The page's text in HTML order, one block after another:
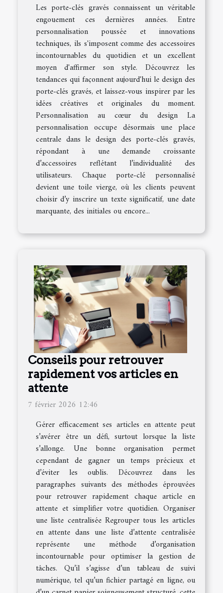
Les porte-clés gravés connaissent un véritable
engouement ces dernières années. Entre
personnalisation poussée et innovations
techniques, ils s'imposent comme des accessoires
incontournables du quotidien et un excellent
moyen d'affirmer son style. Découvrez les
tendances qui façonnent aujourd'hui le design des
porte-clés gravés, et laissez-vous inspirer par les
idées créatives et originales du moment.
Personnalisation au cœur du design La
personnalisation occupe désormais une place
centrale dans le design des porte-clés gravés,
répondant à une demande croissante
d’accessoires reflétant l’individualité des
utilisateurs. Chaque porte-clé personnalisé
devient une toile vierge, où les clients peuvent
choisir d’y inscrire un texte significatif, une date
marquante, des initiales ou encore...
Conseils pour retrouver
rapidement vos articles en
attente
7 février 2026 12:46
Gérer efficacement ses articles en attente peut
s’avérer être un défi, surtout lorsque la liste
s’allonge. Une bonne organisation permet
cependant de gagner un temps précieux et
d’éviter les oublis. Découvrez dans les
paragraphes suivants des méthodes éprouvées
pour retrouver rapidement chaque article en
attente et simplifier votre quotidien. Organiser
une liste centralisée Regrouper tous les articles
en attente dans une liste d’attente centralisée
représente une méthode d’organisation
incontournable pour optimiser la gestion de
tâches. Qu’il s’agisse d’un tableau de suivi
numérique, tel qu’un fichier partagé en ligne, ou